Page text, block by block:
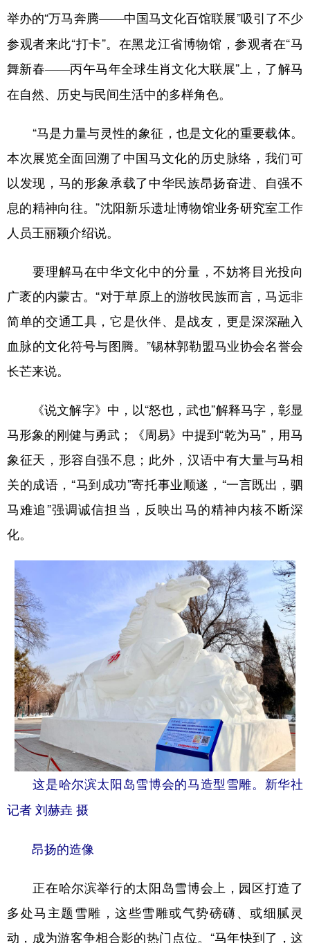
山东 河南 湖北 湖南
广东 广西 海南 重庆
四川 贵州 云南 西藏
陕西 甘肃 青海
新疆 内蒙古 黑龙江
多语种频道
English Español Français عربى
Deutsch Português
举办的“万马奔腾——中国马文化百馆联展”吸引了不少
参观者来此“打卡”。在黑龙江省博物馆，参观者在“马
舞新春——丙午马年全球生肖文化大联展”上，了解马
在自然、历史与民间生活中的多样角色。
“马是力量与灵性的象征，也是文化的重要载体。
本次展览全面回溯了中国马文化的历史脉络，我们可
以发现，马的形象承载了中华民族昂扬奋进、自强不
息的精神向往。”沈阳新乐遗址博物馆业务研究室工作
人员王丽颖介绍说。
要理解马在中华文化中的分量，不妨将目光投向
广袤的内蒙古。“对于草原上的游牧民族而言，马远非
简单的交通工具，它是伙伴、是战友，更是深深融入
血脉的文化符号与图腾。”锡林郭勒盟马业协会名誉会
长芒来说。
《说文解字》中，以“怒也，武也”解释马字，彰显
马形象的刚健与勇武；《周易》中提到“乾为马”，用马
象征天，形容自强不息；此外，汉语中有大量与马相
关的成语，“马到成功”寄托事业顺遂，“一言既出，驷
马难追”强调诚信担当，反映出马的精神内核不断深
化。
这是哈尔滨太阳岛雪博会的马造型雪雕。新华社
记者 刘赫垚 摄
昂扬的造像
正在哈尔滨举行的太阳岛雪博会上，园区打造了
多处马主题雪雕，这些雪雕或气势磅礴、或细腻灵
动，成为游客争相合影的热门点位。“马年快到了，这